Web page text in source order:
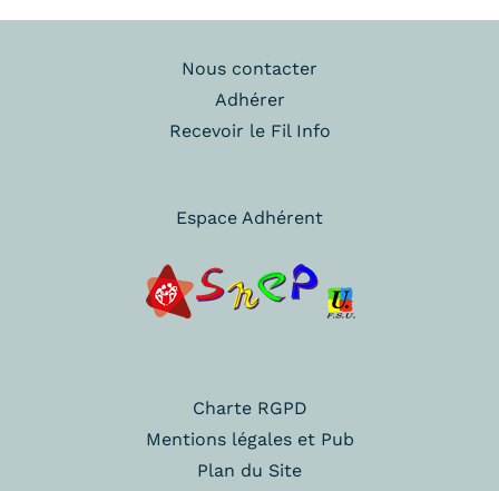
Nous contacter
Adhérer
Recevoir le Fil Info
Espace Adhérent
Charte RGPD
Mentions légales et Pub
Plan du Site